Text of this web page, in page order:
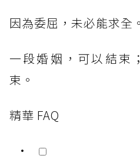
因為委屈，未必能求全。
一段婚姻，可以結束
束。
精華 FAQ